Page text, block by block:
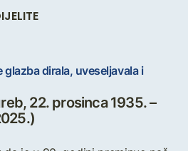
dirala, uveseljavala i
22. prosinca 1935. –